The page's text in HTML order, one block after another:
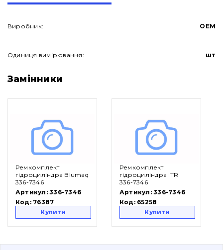
Про нас
Вакансії
Каталог
Фільтри та мастильні матеріали
Ходова частина
Виробник: OEM
Одиниця вимірювання: шт
Замінники
Ремкомплект
гідроциліндра Blumaq
336-7346
Артикул:336-7346
Код: 76387
Купити
Ремкомплект
гідроциліндра ITR
336-7346
Артикул:336-7346
Код: 65258
Купити